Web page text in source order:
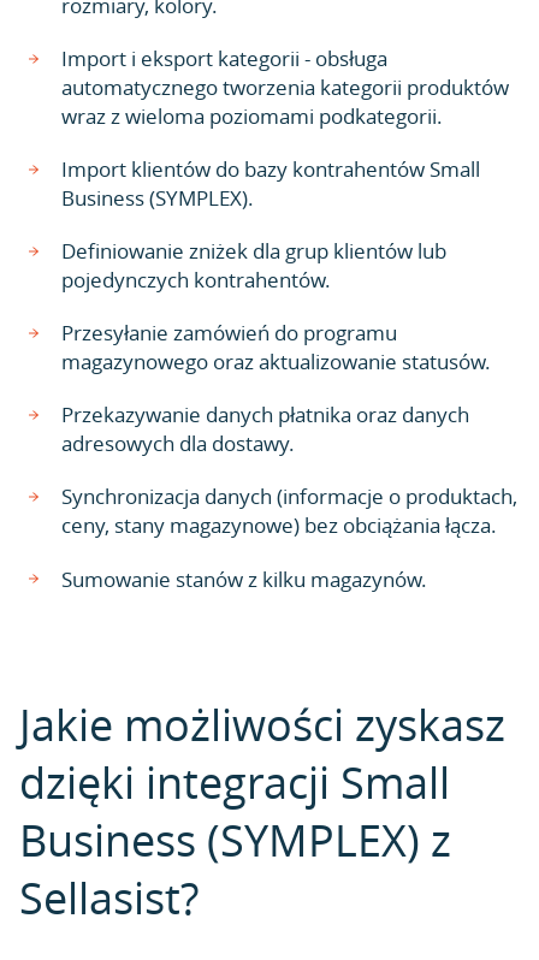
Import i eksport kategorii - obsługa
automatycznego tworzenia kategorii produktów
wraz z wieloma poziomami podkategorii.
Import klientów do bazy kontrahentów Small
Business (SYMPLEX).
Definiowanie zniżek dla grup klientów lub
pojedynczych kontrahentów.
Przesyłanie zamówień do programu
magazynowego oraz aktualizowanie statusów.
Przekazywanie danych płatnika oraz danych
adresowych dla dostawy.
Synchronizacja danych (informacje o produktach,
ceny, stany magazynowe) bez obciążania łącza.
Sumowanie stanów z kilku magazynów.
Jakie możliwości zyskasz
dzięki integracji Small
Business (SYMPLEX) z
Sellasist?